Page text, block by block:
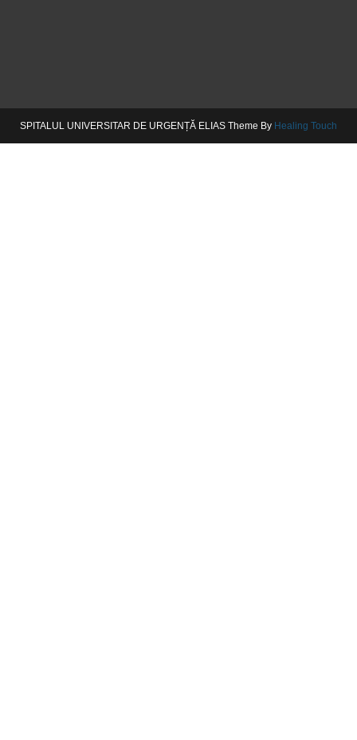
SPITALUL UNIVERSITAR DE URGENȚĂ ELIAS Theme By Healing Touch